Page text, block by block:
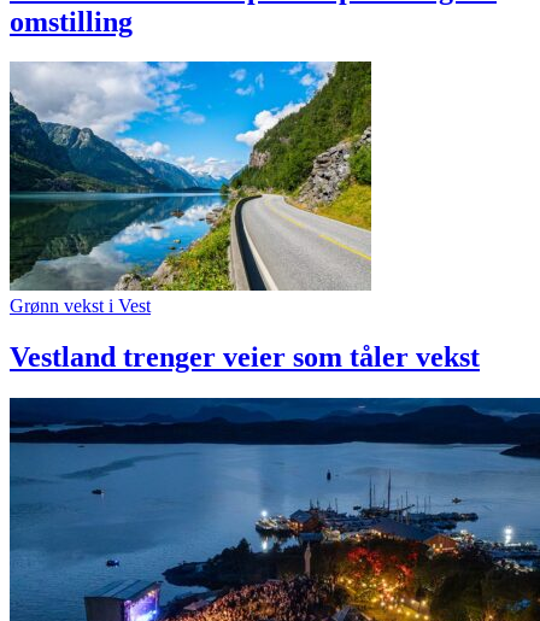
omstilling
Grønn vekst i Vest
Vestland trenger veier som tåler vekst